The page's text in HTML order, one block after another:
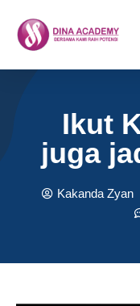
Lompat
Ikut
juga
Kakanda Zyan